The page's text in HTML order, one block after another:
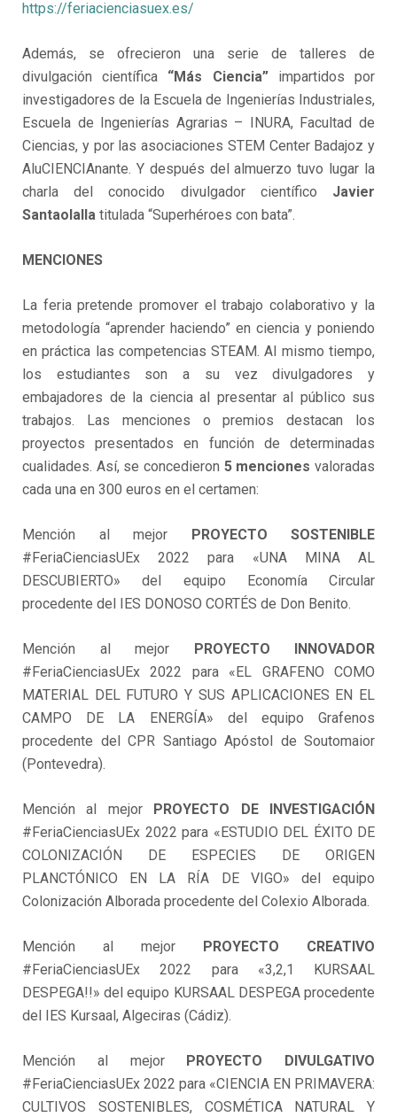
https://feriacienciasuex.es/
Además, se ofrecieron una serie de talleres de
divulgación científica “Más Ciencia”impartidos por
investigadores de la Escuela de Ingenierías Industriales,
Escuela de Ingenierías Agrarias – INURA, Facultad de
Ciencias, y por las asociaciones STEM Center Badajoz y
AluCIENCIAnante. Y después del almuerzo tuvo lugar la
charla del conocido divulgador científico Javier
Santaolalla titulada “Superhéroes con bata”.
MENCIONES
La feria pretende promover el trabajo colaborativo y la
metodología “aprender haciendo” en ciencia y poniendo
en práctica las competencias STEAM. Al mismo tiempo,
los estudiantes son a su vez divulgadores y
embajadores de la ciencia al presentar al público sus
trabajos. Las menciones o premios destacan los
proyectos presentados en función de determinadas
cualidades. Así, se concedieron 5 menciones valoradas
cada una en 300 euros en el certamen:
Mención al mejor
PROYECTO SOSTENIBLE
#FeriaCienciasUEx 2022 para «UNA MINA AL
DESCUBIERTO» del equipo Economía Circular
procedente del IES DONOSO CORTÉS de Don Benito.
Mención al mejor
PROYECTO INNOVADOR
#FeriaCienciasUEx 2022 para «EL GRAFENO COMO
MATERIAL DEL FUTURO Y SUS APLICACIONES EN EL
CAMPO DE LA ENERGÍA» del equipo Grafenos
procedente del CPR Santiago Apóstol de Soutomaior
(Pontevedra).
Mención al mejor
PROYECTO DE INVESTIGACIÓN
#FeriaCienciasUEx 2022 para «ESTUDIO DEL ÉXITO DE
COLONIZACIÓN DE ESPECIES DE ORIGEN
PLANCTÓNICO EN LA RÍA DE VIGO» del equipo
Colonización Alborada procedente del Colexio Alborada.
Mención al mejor
PROYECTO CREATIVO
#FeriaCienciasUEx 2022 para «3,2,1 KURSAAL
DESPEGA!!» del equipo KURSAAL DESPEGA procedente
del IES Kursaal, Algeciras (Cádiz).
Mención al mejor
PROYECTO DIVULGATIVO
#FeriaCienciasUEx 2022 para «CIENCIA EN PRIMAVERA:
CULTIVOS SOSTENIBLES, COSMÉTICA NATURAL Y